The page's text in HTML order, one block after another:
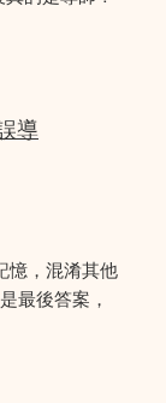
導
憶，混淆其他
最後答案，